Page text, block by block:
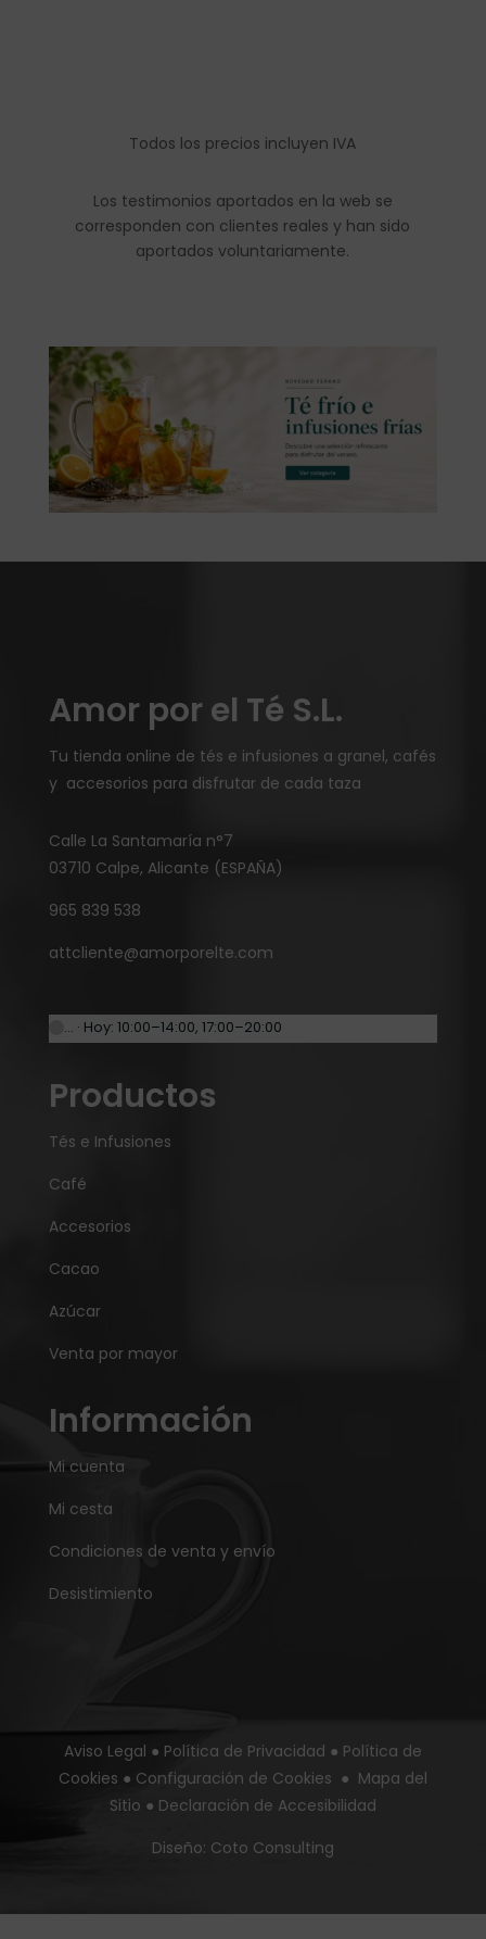
Todos los precios incluyen IVA
Los testimonios aportados en la web se
corresponden con clientes reales y han sido
aportados voluntariamente.
Amor por el Té S.L.
Tu tienda online de tés e infusiones a granel, cafés
y accesorios para disfrutar de cada taza
Calle La Santamaría n°7
03710 Calpe, Alicante (ESPAÑA)
965 839 538
attcliente@amorporelte.com
… · Hoy: 10:00–14:00, 17:00–20:00
Productos
Tés e Infusiones
Café
Accesorios
Cacao
Azúcar
Venta por mayor
Información
Mi cuenta
Mi cesta
Condiciones de venta y envío
Desistimiento
Aviso Legal ● Política de Privacidad ● Política de
Cookies ● Configuración de Cookies ● Mapa del
Sitio ● Declaración de Accesibilidad
Diseño: Coto Consulting